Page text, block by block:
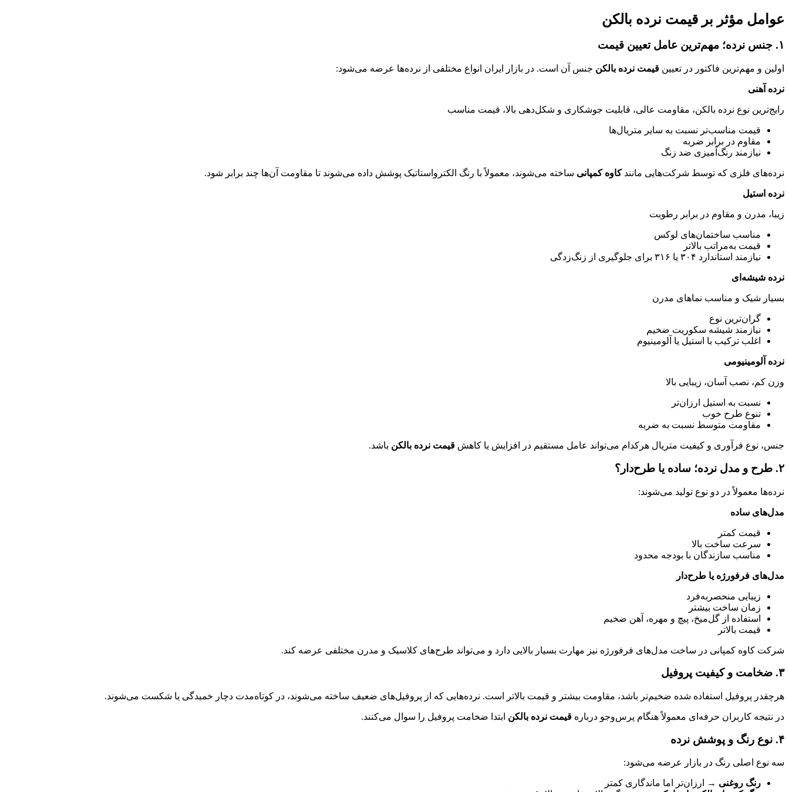
عوامل مؤثر بر قیمت نرده بالکن
۱. جنس نرده؛ مهم‌ترین عامل تعیین قیمت
اولین و مهم‌ترین فاکتور در تعیین قیمت نرده بالکن جنس آن است. در بازار ایران انواع مختلفی از نرده‌ها عرضه می‌شود:
نرده آهنی
رایج‌ترین نوع نرده بالکن، مقاومت عالی، قابلیت جوشکاری و شکل‌دهی بالا، قیمت مناسب
قیمت مناسب‌تر نسبت به سایر متریال‌ها
مقاوم در برابر ضربه
نیازمند رنگ‌آمیزی ضد زنگ
نرده‌های فلزی که توسط شرکت‌هایی مانندکاوه کمپانی ساخته می‌شوند، معمولاً با رنگ الکترواستاتیک پوشش داده می‌شوند تا مقاومت آن‌ها چند برابر شود.
نرده استیل
زیبا، مدرن و مقاوم در برابر رطوبت
مناسب ساختمان‌های لوکس
قیمت به‌مراتب بالاتر
نیازمند استاندارد ۳۰۴ یا ۳۱۶ برای جلوگیری از زنگ‌زدگی
نرده شیشه‌ای
بسیار شیک و مناسب نماهای مدرن
گران‌ترین نوع
نیازمند شیشه سکوریت ضخیم
اغلب ترکیب با استیل یا آلومینیوم
نرده آلومینیومی
وزن کم، نصب آسان، زیبایی بالا
نسبت به استیل ارزان‌تر
تنوع طرح خوب
مقاومت متوسط نسبت به ضربه
جنس، نوع فرآوری و کیفیت متریال هرکدام می‌تواند عامل مستقیم در افزایش یا کاهش قیمت نرده بالکن باشد.
۲. طرح و مدل نرده؛ ساده یا طرح‌دار؟
نرده‌ها معمولاً در دو نوع تولید می‌شوند:
مدل‌های ساده
قیمت کمتر
سرعت ساخت بالا
مناسب سازندگان با بودجه محدود
مدل‌های فرفورژه یا طرح‌دار
زیبایی منحصر‌به‌فرد
زمان ساخت بیشتر
استفاده از گل‌میخ، پیچ و مهره، آهن ضخیم
قیمت بالاتر
شرکت کاوه کمپانی در ساخت مدل‌های فرفورژه نیز مهارت بسیار بالایی دارد و می‌تواند طرح‌های کلاسیک و مدرن مختلفی عرضه کند.
۳. ضخامت و کیفیت پروفیل
هرچقدر پروفیل استفاده شده ضخیم‌تر باشد، مقاومت بیشتر و قیمت بالاتر است. نرده‌هایی که از پروفیل‌های ضعیف ساخته می‌شوند، در کوتاه‌مدت دچار خمیدگی یا شکست می‌شوند.
در نتیجه کاربران حرفه‌ای معمولاً هنگام پرس‌وجو درباره قیمت نرده بالکن ابتدا ضخامت پروفیل را سوال می‌کنند.
۴. نوع رنگ و پوشش نرده
سه نوع اصلی رنگ در بازار عرضه می‌شود:
رنگ روغنی → ارزان‌تر اما ماندگاری کمتر